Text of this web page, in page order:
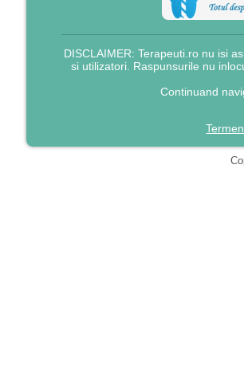
DISCLAIMER: Terapeuti.ro nu isi
si utilizatori. Raspunsurile nu
Continuand